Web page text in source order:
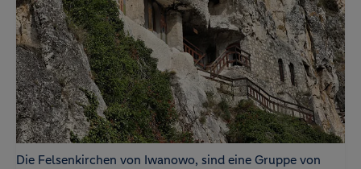
Die Felsenkirchen von Iwanowo, sind eine Gruppe von